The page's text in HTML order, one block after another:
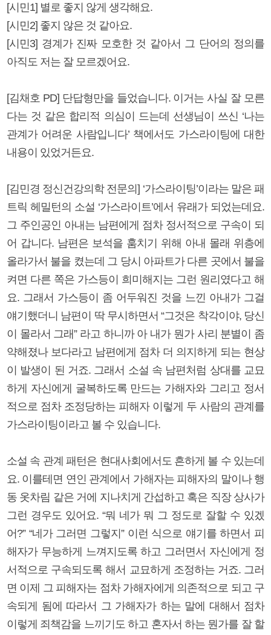
[시민1] 별로 좋지 않게 생각해요.
[시민2] 좋지 않은 것 같아요.
[시민3] 경계가 진짜 모호한 것 같아서 그 단어의 정의를
아직도 저는 잘 모르겠어요.
[김채호 PD] 단답형만을 들었습니다. 이거는 사실 잘 모른
다는 것 같은 합리적 의심이 드는데 선생님이 쓰신 ‘나는
관계가 어려운 사람입니다’ 책에서도 가스라이팅에 대한
내용이 있었거든요.
[김민경 정신건강의학 전문의] ‘가스라이팅’이라는 말은 패
트릭 헤밀턴의 소설 ‘가스라이트’에서 유래가 되었는데요.
그 주인공인 아내는 남편에게 점차 정서적으로 구속이 되
어 갑니다. 남편은 보석을 훔치기 위해 아내 몰래 위층에
올라가서 불을 켰는데 그 당시 아파트가 다른 곳에서 불을
켜면 다른 쪽은 가스등이 희미해지는 그런 원리였다고 해
요. 그래서 가스등이 좀 어두워진 것을 느낀 아내가 그걸
얘기했더니 남편이 딱 무시하면서 “그것은 착각이야, 당신
이 몰라서 그래” 라고 하니까 아 내가 뭔가 사리 분별이 좀
약해졌나 보다라고 남편에게 점차 더 의지하게 되는 현상
이 발생이 된 거죠. 그래서 소설 속 남편처럼 상대를 교묘
하게 자신에게 굴복하도록 만드는 가해자와 그리고 정서
적으로 점차 조정당하는 피해자 이렇게 두 사람의 관계를
가스라이팅이라고 볼 수 있습니다.
소설 속 관계 패턴은 현대사회에서도 흔하게 볼 수 있는데
요. 이를테면 연인 관계에서 가해자는 피해자의 말이나 행
동 옷차림 같은 거에 지나치게 간섭하고 혹은 직장 상사가
그런 경우도 있어요. “뭐 네가 뭐 그 정도로 잘할 수 있겠
어?” “네가 그러면 그렇지” 이런 식으로 얘기를 하면서 피
해자가 무능하게 느껴지도록 하고 그러면서 자신에게 정
서적으로 구속되도록 해서 교묘하게 조정하는 거죠. 그러
면 이제 그 피해자는 점차 가해자에게 의존적으로 되고 구
속되게 됨에 따라서 그 가해자가 하는 말에 대해서 점차
이렇게 죄책감을 느끼기도 하고 혼자서 하는 뭔가를 잘 할